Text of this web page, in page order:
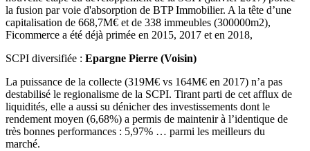
la fusion par voie d'absorption de BTP Immobilier. A la tête d’une
capitalisation de 668,7M€ et de 338 immeubles (300000m2),
Ficommerce a été déjà primée en 2015, 2017 et en 2018,
SCPI diversifiée : Epargne Pierre (Voisin)
La puissance de la collecte (319M€ vs 164M€ en 2017) n’a pas
destabilisé le regionalisme de la SCPI. Tirant parti de cet afflux de
liquidités, elle a aussi su dénicher des investissements dont le
rendement moyen (6,68%) a permis de maintenir à l’identique de
très bonnes performances : 5,97% … parmi les meilleurs du
marché.